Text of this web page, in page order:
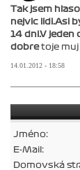
Tak jsem
nejvic lidi.Asi
14 dni.V jeden
dobretoje muj
14.01.2012 - 18:58
Jméno:
E-Mail:
Domovská